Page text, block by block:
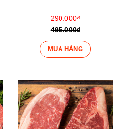
290.000₫
495.000₫
MUA HÀNG